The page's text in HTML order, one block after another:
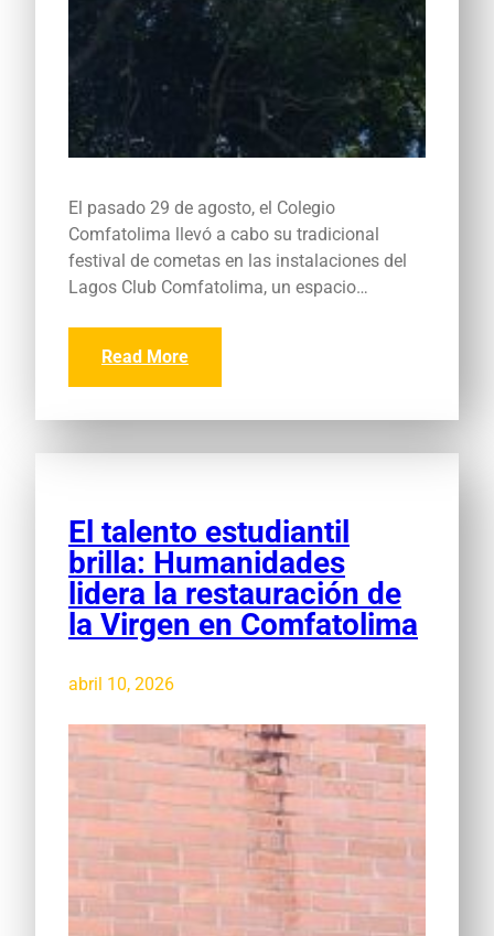
El pasado 29 de agosto, el Colegio
Comfatolima llevó a cabo su tradicional
festival de cometas en las instalaciones del
Lagos Club Comfatolima, un espacio…
Read More
El talento estudiantil
brilla: Humanidades
lidera la restauración de
la Virgen en Comfatolima
abril 10, 2026